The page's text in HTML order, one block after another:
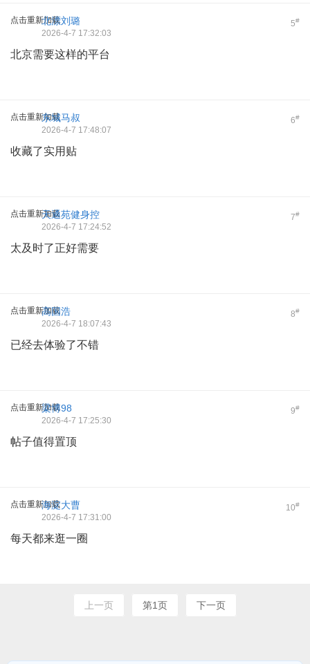
点击重新加载 5#
北漂刘璐
2026-4-7 17:32:03
北京需要这样的平台
点击重新加载 6#
东城马叔
2026-4-7 17:48:07
收藏了实用贴
点击重新加载 7#
天通苑健身控
2026-4-7 17:24:52
太及时了正好需要
点击重新加载 8#
高国浩
2026-4-7 18:07:43
已经去体验了不错
点击重新加载 9#
梁博98
2026-4-7 17:25:30
帖子值得置顶
点击重新加载 10#
海淀大曹
2026-4-7 17:31:00
每天都来逛一圈
上一页 第1页 下一页